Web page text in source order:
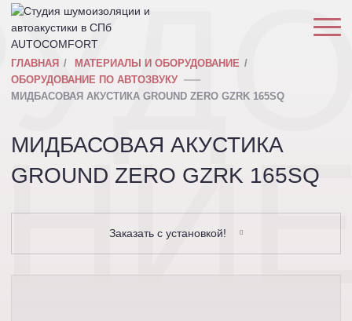
ГЛАВНАЯ
МАТЕРИАЛЫ И ОБОРУДОВАНИЕ
ОБОРУДОВАНИЕ ПО АВТОЗВУКУ
МИДБАСОВАЯ АКУСТИКА GROUND ZERO GZRK 165SQ
МИДБАСОВАЯ АКУСТИКА
GROUND ZERO GZRK 165SQ
Заказать с установкой!